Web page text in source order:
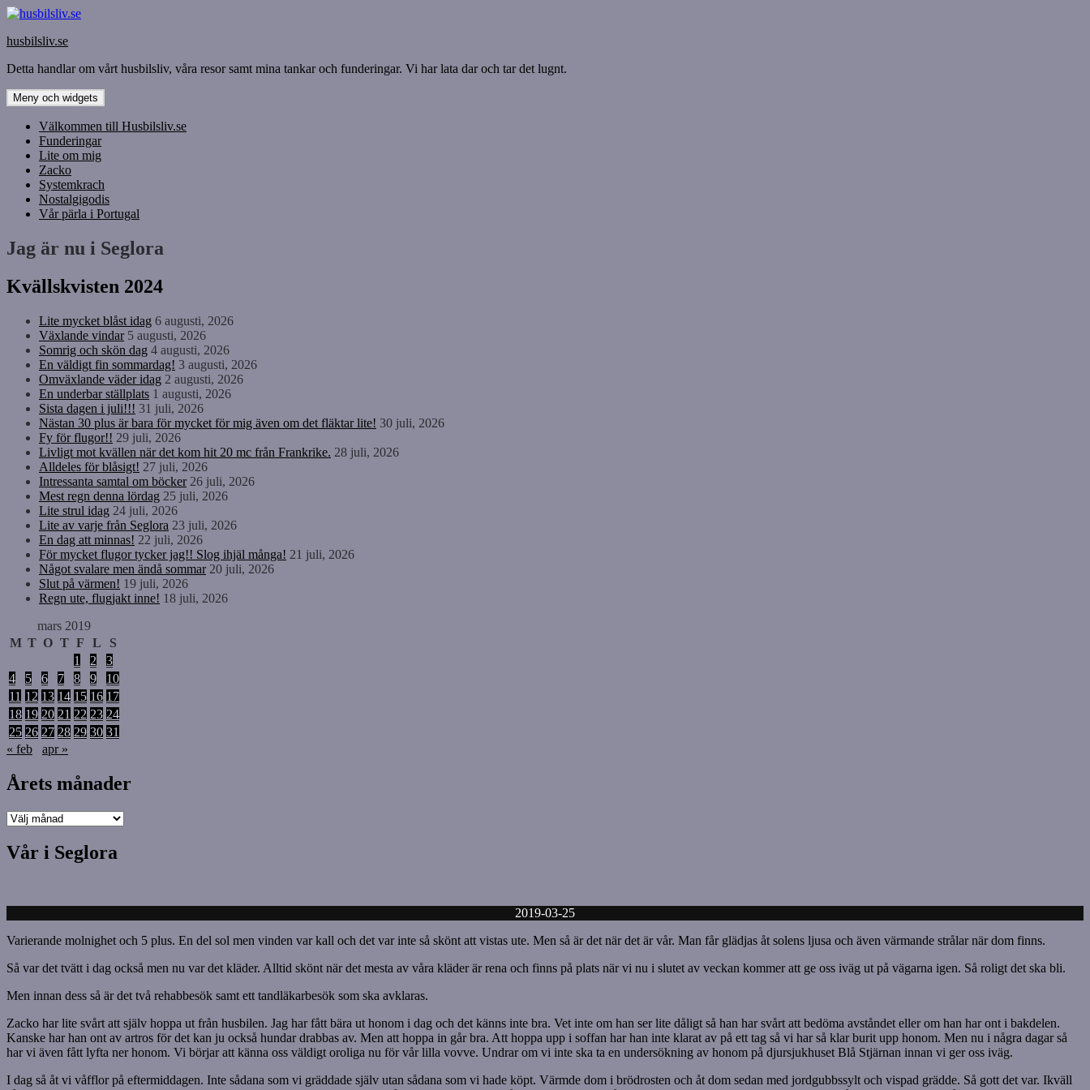
Hoppa
innehåll
husbilsliv.se
Detta handlar om vårt husbilsliv, våra resor samt mina tankar och funderingar. Vi har lata dar och tar det lugnt.
Meny och widgets
Välkommen till Husbilsliv.se
Funderingar
Lite om mig
Zacko
Systemkrach
Nostalgigodis
Vår pärla i Portugal
Jag är nu i Seglora
Kvällskvisten 2024
Lite mycket blåst idag 6 augusti, 2026
Växlande vindar 5 augusti, 2026
Somrig och skön dag 4 augusti, 2026
En väldigt fin sommardag! 3 augusti, 2026
Omväxlande väder idag 2 augusti, 2026
En underbar ställplats 1 augusti, 2026
Sista dagen i juli!!! 31 juli, 2026
Nästan 30 plus är bara för mycket för mig även om det fläktar lite! 30 juli, 2026
Fy för flugor!! 29 juli, 2026
Livligt mot kvällen när det kom hit 20 mc från Frankrike. 28 juli, 2026
Alldeles för blåsigt! 27 juli, 2026
Intressanta samtal om böcker 26 juli, 2026
Mest regn denna lördag 25 juli, 2026
Lite strul idag 24 juli, 2026
Lite av varje från Seglora 23 juli, 2026
En dag att minnas! 22 juli, 2026
För mycket flugor tycker jag!! Slog ihjäl många! 21 juli, 2026
Något svalare men ändå sommar 20 juli, 2026
Slut på värmen! 19 juli, 2026
Regn ute, flugjakt inne! 18 juli, 2026
mars 2019
M T O T F L
S
1
2
3
4
5 6 7 8 9
10
11 12 13 14 15 16 17
18 19 20 21 22 23 24
25 26 27 28 29 30 31
« feb
apr »
Årets månader
Årets
Vår i Seglora
2019-03-25
Varierande molnighet och 5 plus. En del sol men vinden var kall och det var inte så skönt att vistas ute. Men så är det när det är vår. Man får glädjas åt solens ljusa och även värmande strålar när dom finns.
Så var det tvätt i dag också men nu var det kläder. Alltid skönt när det mesta av våra kläder är rena och finns på plats när vi nu i slutet av veckan kommer att ge oss iväg ut på vägarna igen. Så roligt det ska bli.
Men innan dess så är det två rehabbesök samt ett tandläkarbesök som ska avklaras.
Zacko har lite svårt att själv hoppa ut från husbilen. Jag har fått bära ut honom i dag och det känns inte bra. Vet inte om han ser lite dåligt så han har svårt att bedöma avståndet eller om han har ont i bakdelen.
Kanske har han ont av artros för det kan ju också hundar drabbas av. Men att hoppa in går bra. Att hoppa upp i soffan har han inte klarat av på ett tag så vi har så klar burit upp honom. Men nu i några dagar så
har vi även fått lyfta ner honom. Vi börjar att känna oss väldigt oroliga nu för vår lilla vovve. Undrar om vi inte ska ta en undersökning av honom på djursjukhuset Blå Stjärnan innan vi ger oss iväg.
I dag så åt vi våfflor på eftermiddagen. Inte sådana som vi gräddade själv utan sådana som vi hade köpt. Värmde dom i brödrosten och åt dom sedan med jordgubbssylt och vispad grädde. Så gott det var. Ikväll